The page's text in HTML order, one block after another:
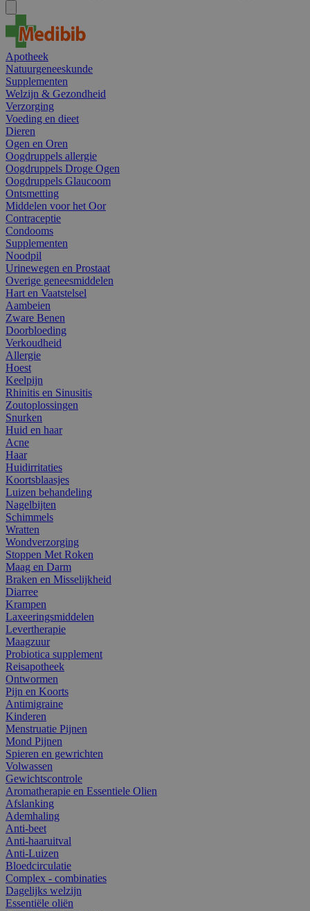
Apotheek
Natuurgeneeskunde
Supplementen
Welzijn & Gezondheid
Verzorging
Voeding en dieet
Dieren
Ogen en Oren
Oogdruppels allergie
Oogdruppels Droge Ogen
Oogdruppels Glaucoom
Ontsmetting
Middelen voor het Oor
Contraceptie
Condooms
Supplementen
Noodpil
Urinewegen en Prostaat
Overige geneesmiddelen
Hart en Vaatstelsel
Aambeien
Zware Benen
Doorbloeding
Verkoudheid
Allergie
Hoest
Keelpijn
Rhinitis en Sinusitis
Zoutoplossingen
Snurken
Huid en haar
Acne
Haar
Huidirritaties
Koortsblaasjes
Luizen behandeling
Nagelbijten
Schimmels
Wratten
Wondverzorging
Stoppen Met Roken
Maag en Darm
Braken en Misselijkheid
Diarree
Krampen
Laxeeringsmiddelen
Levertherapie
Maagzuur
Probiotica supplement
Reisapotheek
Ontwormen
Pijn en Koorts
Antimigraine
Kinderen
Menstruatie Pijnen
Mond Pijnen
Spieren en gewrichten
Volwassen
Gewichtscontrole
Aromatherapie en Essentiele Olien
Afslanking
Ademhaling
Anti-beet
Anti-haaruitval
Anti-Luizen
Bloedcirculatie
Complex - combinaties
Dagelijks welzijn
Essentiële oliën